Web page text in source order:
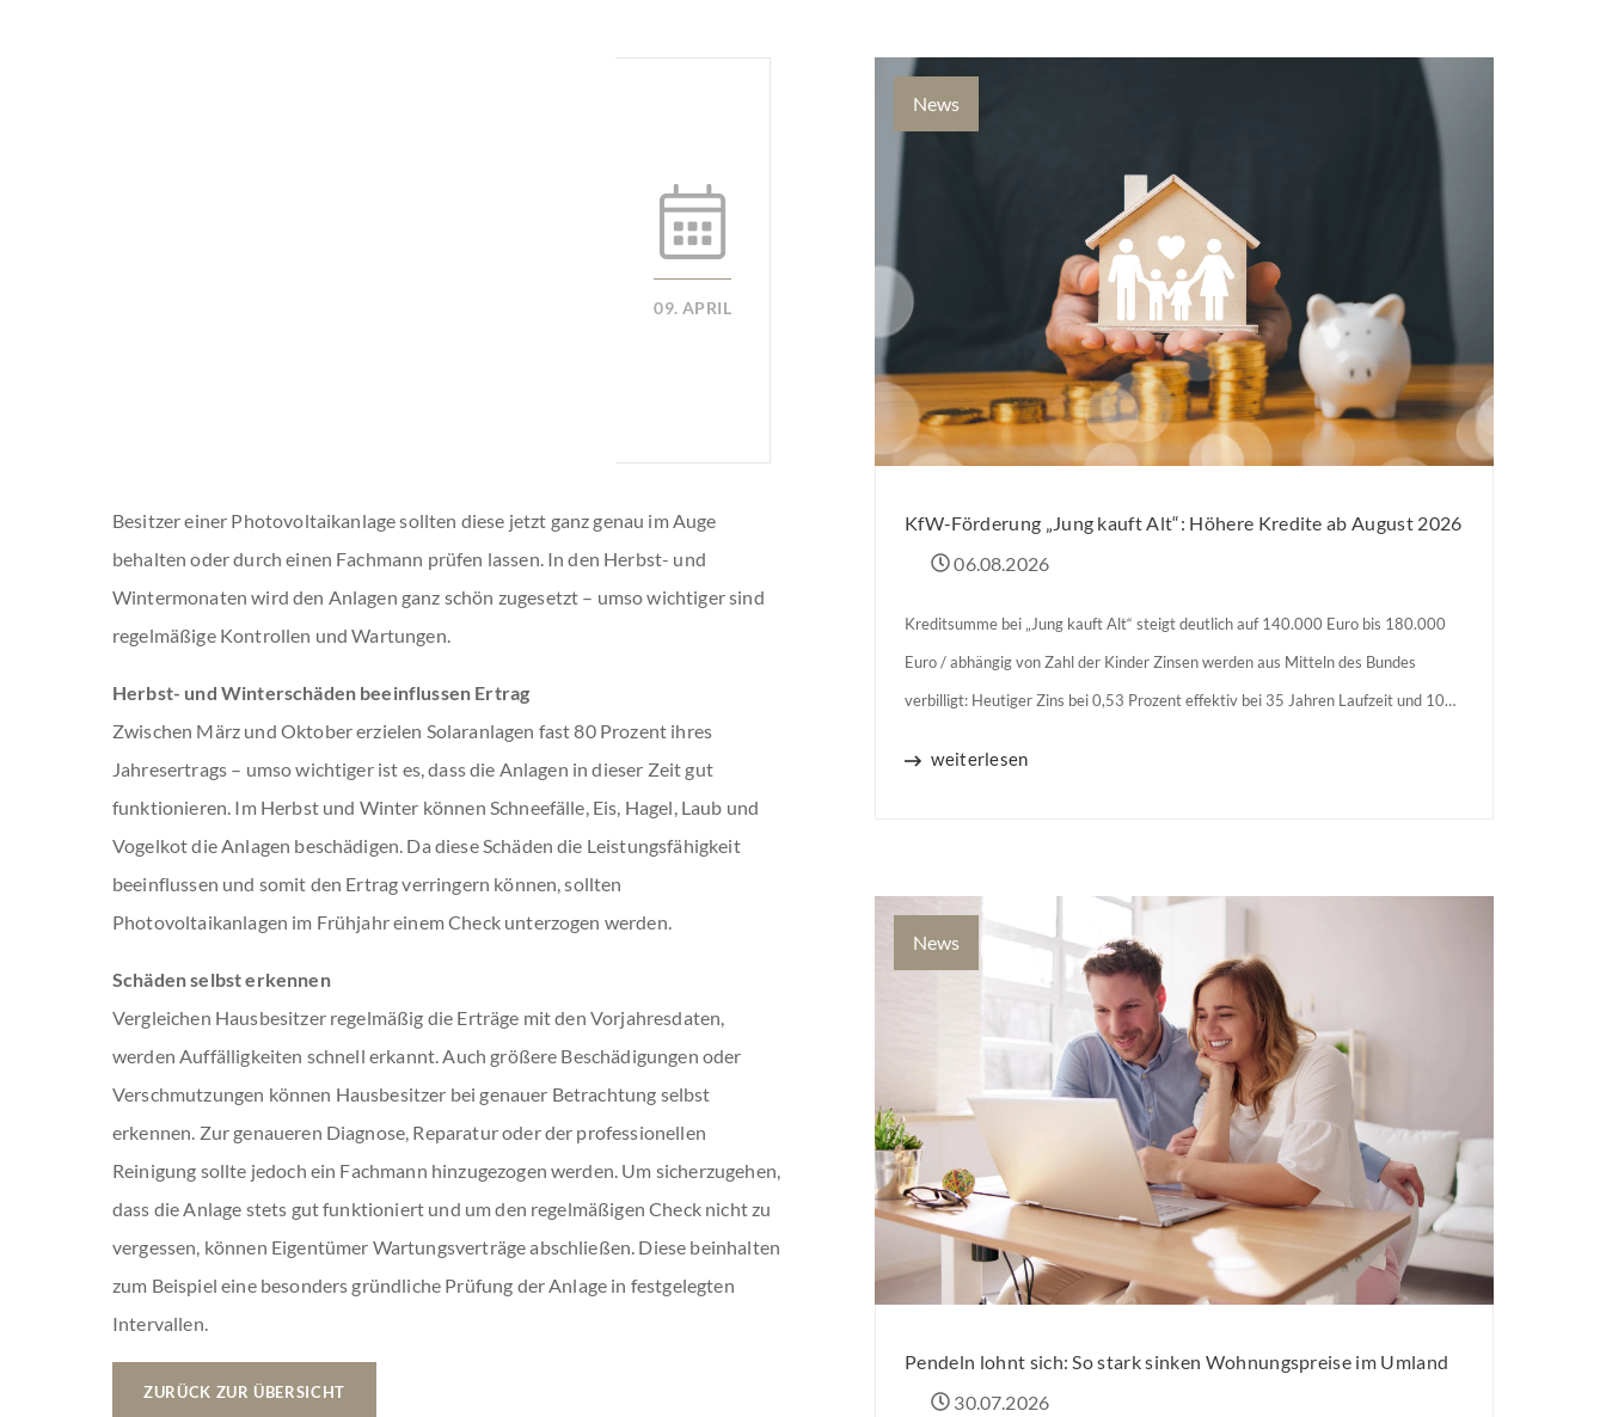
09. APRIL
Besitzer einer Photovoltaikanlage sollten diese jetzt ganz genau im Auge
behalten oder durch einen Fachmann prüfen lassen. In den Herbst- und
Wintermonaten wird den Anlagen ganz schön zugesetzt – umso wichtiger sind
regelmäßige Kontrollen und Wartungen.
Herbst- und Winterschäden beeinflussen Ertrag
Zwischen März und Oktober erzielen Solaranlagen fast 80 Prozent ihres
Jahresertrags – umso wichtiger ist es, dass die Anlagen in dieser Zeit gut
funktionieren. Im Herbst und Winter können Schneefälle, Eis, Hagel, Laub und
Vogelkot die Anlagen beschädigen. Da diese Schäden die Leistungsfähigkeit
beeinflussen und somit den Ertrag verringern können, sollten
Photovoltaikanlagen im Frühjahr einem Check unterzogen werden.
Schäden selbst erkennen
Vergleichen Hausbesitzer regelmäßig die Erträge mit den Vorjahresdaten,
werden Auffälligkeiten schnell erkannt. Auch größere Beschädigungen oder
Verschmutzungen können Hausbesitzer bei genauer Betrachtung selbst
erkennen. Zur genaueren Diagnose, Reparatur oder der professionellen
Reinigung sollte jedoch ein Fachmann hinzugezogen werden. Um sicherzugehen,
dass die Anlage stets gut funktioniert und um den regelmäßigen Check nicht zu
vergessen, können Eigentümer Wartungsverträge abschließen. Diese beinhalten
zum Beispiel eine besonders gründliche Prüfung der Anlage in festgelegten
Intervallen.
ZURÜCK ZUR ÜBERSICHT
News
KfW-Förderung „Jung kauft Alt“: Höhere Kredite ab August 2026
06.08.2026
Kreditsumme bei „Jung kauft Alt“ steigt deutlich auf 140.000 Euro bis 180.000
Euro / abhängig von Zahl der Kinder Zinsen werden aus Mitteln des Bundes
verbilligt: Heutiger Zins bei 0,53 Prozent effektiv bei 35 Jahren Laufzeit und 10
weiterlesen
News
Pendeln lohnt sich: So stark sinken Wohnungspreise im Umland
30.07.2026